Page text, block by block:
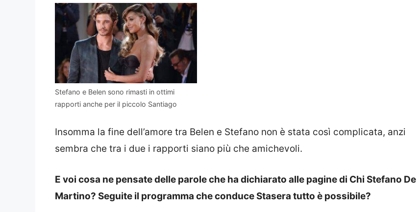
Stefano e Belen sono rimasti in ottimi
rapporti anche per il piccolo Santiago
Insomma la fine dell’amore tra Belen e Stefano non è stata così complicata, anzi
sembra che tra i due i rapporti siano più che amichevoli.
E voi cosa ne pensate delle parole che ha dichiarato alle pagine di Chi Stefano De
Martino? Seguite il programma che conduce Stasera tutto è possibile?